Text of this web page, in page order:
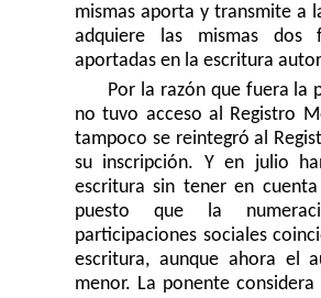
mismas aporta y transmite a
adquiere las mismas
aportadas en la escritura
Por la razón que fuera la
no tuvo acceso al Registro
tampoco se reintegró al
su inscripción. Y en julio
escritura sin tener en
puesto que la
participaciones sociales
escritura, aunque ahora el
menor. La ponente